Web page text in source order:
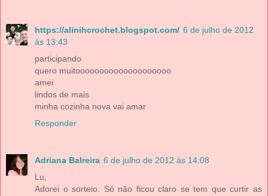
https://alinihcrochet.blogspot.com/ 6 de julho de 2012
às 13:43
participando
quero muitoooooooooooooooooooo
amei
lindos de mais
minha cozinha nova vai amar
Responder
Adriana Balreira 6 de julho de 2012 às 14:08
Lu,
Adorei o sorteio. Só não ficou claro se tem que curtir as